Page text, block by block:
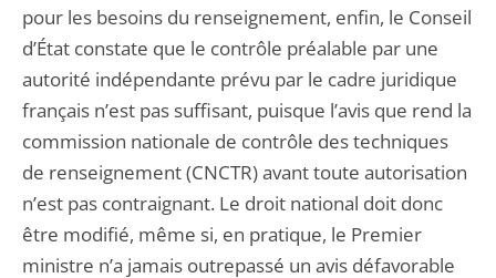
pour les besoins du renseignement, enfin, le Conseil
d’État constate que le contrôle préalable par une
autorité indépendante prévu par le cadre juridique
français n’est pas suffisant, puisque l’avis que rend la
commission nationale de contrôle des techniques
de renseignement (CNCTR) avant toute autorisation
n’est pas contraignant. Le droit national doit donc
être modifié, même si, en pratique, le Premier
ministre n’a jamais outrepassé un avis défavorable